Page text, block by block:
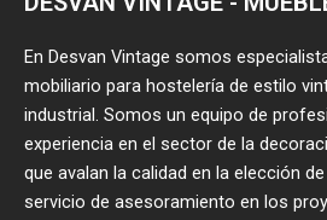
En Desvan Vintage somos
mobiliario para hostelería de estilo
industrial. Somos un equipo de
experiencia en el sector de la
que avalan la calidad en la elección
servicio de asesoramiento en los